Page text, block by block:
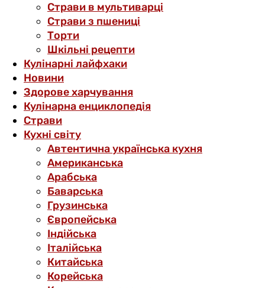
Страви в мультиварці
Страви з пшениці
Торти
Шкільні рецепти
Кулінарні лайфхаки
Новини
Здорове харчування
Кулінарна енциклопедія
Страви
Кухні світу
Автентична українська кухня
Американська
Арабська
Баварська
Грузинська
Європейська
Індійська
Італійська
Китайська
Корейська